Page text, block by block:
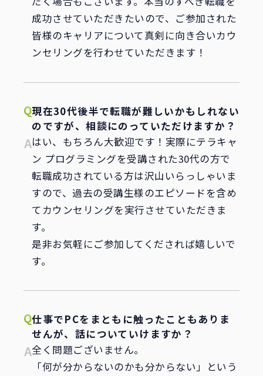
成功させていただきたいので、ご参加された
皆様のキャリアについて真剣に向き合いカウ
ンセリングを行わせていただきます！
現在30代後半で転職が難しいかもしれない
のですが、相談にのっていただけますか？
はい、もちろん大歓迎です！実際にテラキャ
ン プログラミングを受講された30代の方で
転職成功されている方は沢山いらっしゃいま
すので、過去の受講生様のエピソードを含め
てカウンセリングを実行させていただきま
す。
是非お気軽にご参加してくだされば嬉しいで
す。
仕事でPCをまともに触ったこともありま
せんが、話についていけますか？
全く問題ございません。
「何が分からないのかも分からない」という